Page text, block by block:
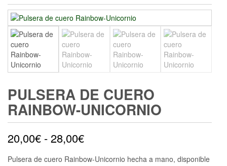
PULSERA DE CUERO
RAINBOW-UNICORNIO
20,00€ -28,00€Rango
de
Pulsera de cuero Rainbow-Unicornio hecha a mano, disponible